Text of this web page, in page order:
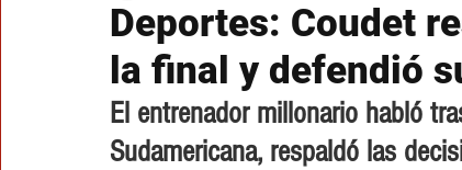
Deportes: Coudet
la final y defendió
El entrenador millonario habló
Sudamericana, respaldó las